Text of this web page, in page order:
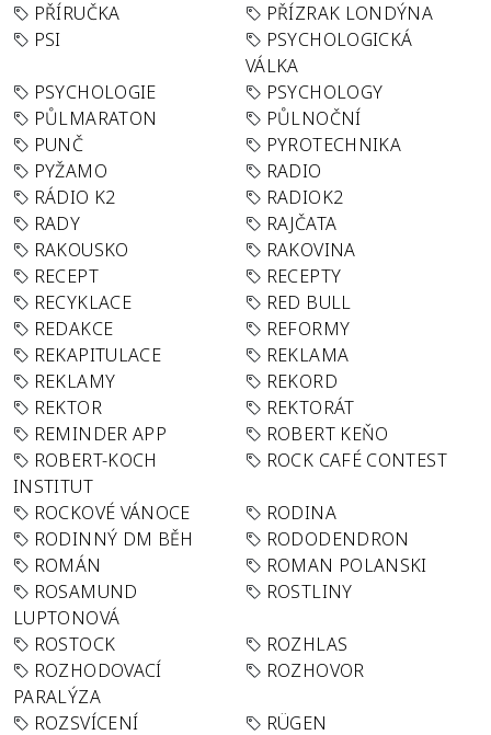
PŘÍRUČKA
PŘÍZRAK LONDÝNA
PSI
PSYCHOLOGICKÁ
VÁLKA
PSYCHOLOGIE
PSYCHOLOGY
PŮLMARATON
PŮLNOČNÍ
PUNČ
PYROTECHNIKA
PYŽAMO
RADIO
RÁDIO K2
RADIOK2
RADY
RAJČATA
RAKOUSKO
RAKOVINA
RECEPT
RECEPTY
RECYKLACE
RED BULL
REDAKCE
REFORMY
REKAPITULACE
REKLAMA
REKLAMY
REKORD
REKTOR
REKTORÁT
REMINDER APP
ROBERT KEŇO
ROBERT-KOCH
INSTITUT
ROCK CAFÉ CONTEST
ROCKOVÉ VÁNOCE
RODINA
RODINNÝ DM BĚH
RODODENDRON
ROMÁN
ROMAN POLANSKI
ROSAMUND
LUPTONOVÁ
ROSTLINY
ROSTOCK
ROZHLAS
ROZHODOVACÍ
PARALÝZA
ROZHOVOR
ROZSVÍCENÍ
RÜGEN